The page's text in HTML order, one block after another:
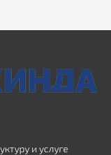
и услуге